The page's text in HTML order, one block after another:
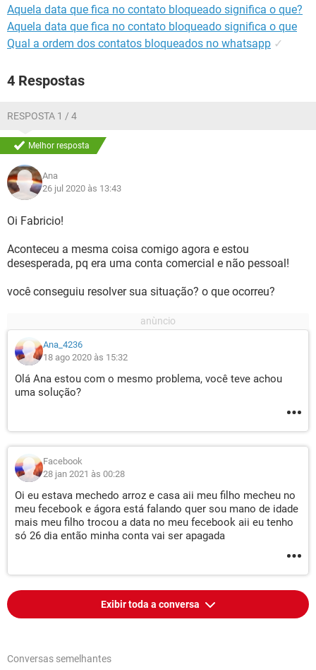
Aquela data que fica no contato bloqueado significa o que?
Aquela data que fica no contato bloqueado significa o que
Qual a ordem dos contatos bloqueados no whatsapp ✓
4 Respostas
RESPOSTA 1 / 4
Melhor resposta
Ana
26 jul 2020 às 13:43
Oi Fabricio!
Aconteceu a mesma coisa comigo agora e estou
desesperada, pq era uma conta comercial e não pessoal!
você conseguiu resolver sua situação? o que ocorreu?
Ana_4236
18 ago 2020 às 15:32
Olá Ana estou com o mesmo problema, você teve achou
uma solução?
Facebook
28 jan 2021 às 00:28
Oi eu estava mechedo arroz e casa aii meu filho mecheu no
meu fecebook e ágora está falando quer sou mano de idade
mais meu filho trocou a data no meu fecebook aii eu tenho
só 26 dia então minha conta vai ser apagada
Exibir toda a conversa
Conversas semelhantes